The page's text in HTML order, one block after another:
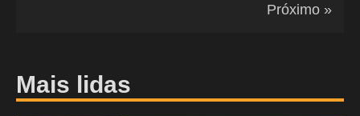
Próximo »
Mais lidas